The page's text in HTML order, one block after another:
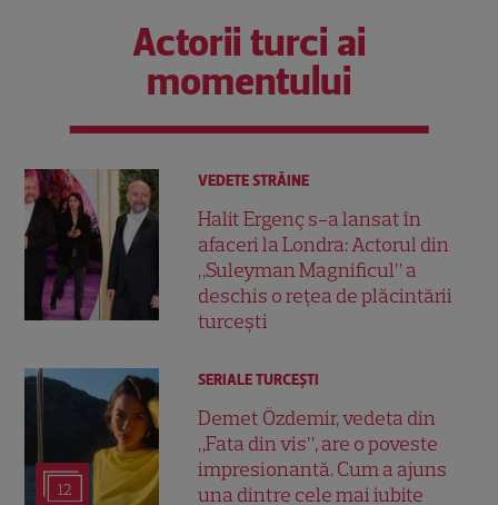
Actorii turci ai
momentului
VEDETE STRĂINE
Halit Ergenç s-a lansat în
afaceri la Londra: Actorul din
„Suleyman Magnificul” a
deschis o rețea de plăcintării
turcești
12
SERIALE TURCEŞTI
Demet Özdemir, vedeta din
„Fata din vis”, are o poveste
impresionantă. Cum a ajuns
una dintre cele mai iubite